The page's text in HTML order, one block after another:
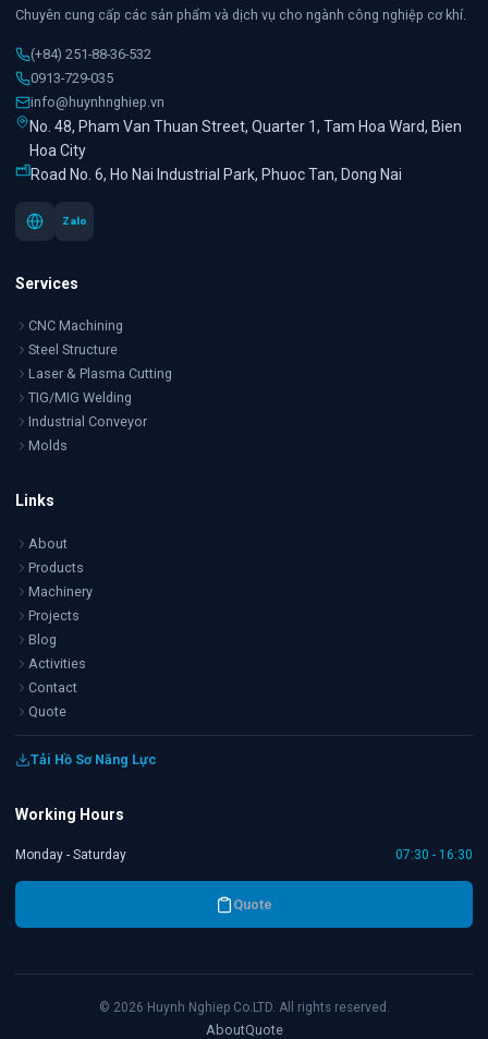
Chuyên cung cấp các sản phẩm và dịch vụ cho ngành công nghiệp cơ khí.
(+84) 251-88-36-532
0913-729-035
info@huynhnghiep.vn
No. 48, Pham Van Thuan Street, Quarter 1, Tam Hoa Ward, Bien
Hoa City
Road No. 6, Ho Nai Industrial Park, Phuoc Tan, Dong Nai
Zalo
Services
CNC Machining
Steel Structure
Laser & Plasma Cutting
TIG/MIG Welding
Industrial Conveyor
Molds
Links
About
Products
Machinery
Projects
Blog
Activities
Contact
Quote
Tải Hồ Sơ Năng Lực
Working Hours
Monday - Saturday 07:30 - 16:30
Quote
© 2026 Huynh Nghiep Co.LTD. All rights reserved.
AboutQuote